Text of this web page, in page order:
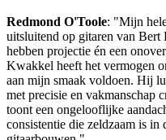
Redmond O'Toole: "Mijn
uitsluitend op gitaren van
hebben projectie én een
Kwakkel heeft het vermogen
aan mijn smaak voldoen. Hij
met precisie en vakmanschap
toont een ongelooflijke
consistentie die zeldzaam is in